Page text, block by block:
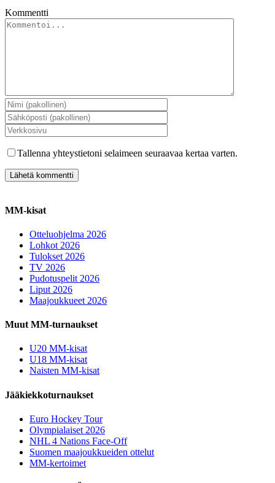
Kommentti
Tallenna yhteystietoni selaimeen seuraavaa kertaa varten.
MM-kisat
Otteluohjelma 2026
Lohkot 2026
Tulokset 2026
TV 2026
Pudotuspelit 2026
Liput 2026
Maajoukkueet 2026
Muut MM-turnaukset
U20 MM-kisat
U18 MM-kisat
Naisten MM-kisat
Jääkiekkoturnaukset
Euro Hockey Tour
Olympialaiset 2026
NHL 4 Nations Face-Off
Suomen maajoukkueiden ottelut
MM-kertoimet